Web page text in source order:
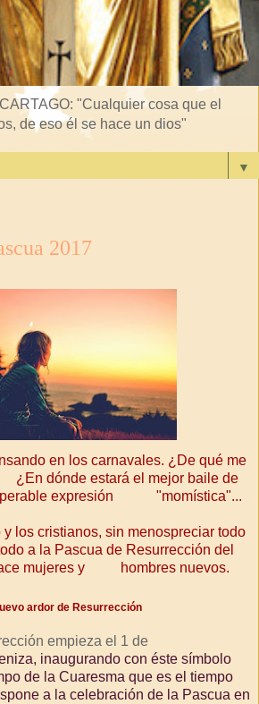
"Cualquier cosa que el
de eso él se hace un dios"
▼
2017
en los carnavales. ¿De qué me
dónde estará el mejor baile de
expresión "momística"...
los cristianos, sin menospreciar todo
a la Pascua de Resurrección del
mujeres y
hombres nuevos.
ardor de Resurrección
empieza el 1 de
inaugurando con éste símbolo
de la Cuaresma que es el tiempo
a la celebración de la Pascua en